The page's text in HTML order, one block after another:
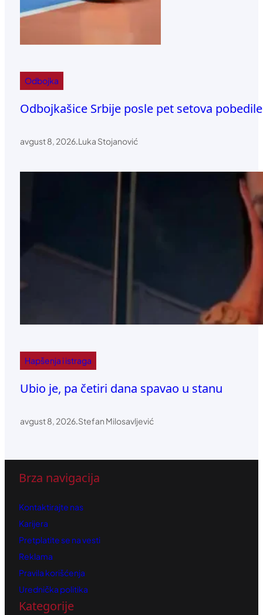
Odbojka
Odbojkašice Srbije posle pet setova
avgust 8, 2026.Luka Stojanović
Hapšenja i istraga
Ubio je, pa četiri dana spavao u stanu
avgust 8, 2026.Stefan Milosavljević
Brza navigacija
Kontaktirajte nas
Karijera
Pretplatite se na vesti
Reklama
Pravila korišćenja
Urednička politika
Kategorije